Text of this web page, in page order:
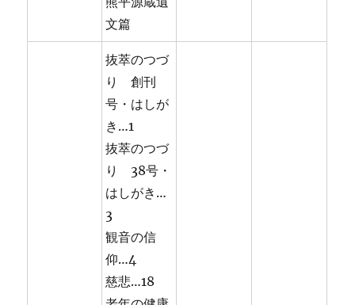
文篇
抜萃のつづ
り 創刊
号・はしが
き…1
抜萃のつづ
り 38号・
はしがき…
3
観音の信
仰…4
慈悲…18